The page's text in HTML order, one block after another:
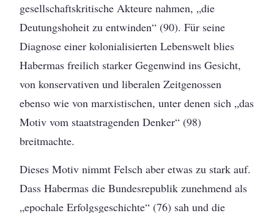
gesellschaftskritische Akteure nahmen, „die
Deutungshoheit zu entwinden“ (90). Für seine
Diagnose einer kolonialisierten Lebenswelt blies
Habermas freilich starker Gegenwind ins Gesicht,
von konservativen und liberalen Zeitgenossen
ebenso wie von marxistischen, unter denen sich „das
Motiv vom staatstragenden Denker“ (98)
breitmachte.
Dieses Motiv nimmt Felsch aber etwas zu stark auf.
Dass Habermas die Bundesrepublik zunehmend als
„epochale Erfolgsgeschichte“ (76) sah und die